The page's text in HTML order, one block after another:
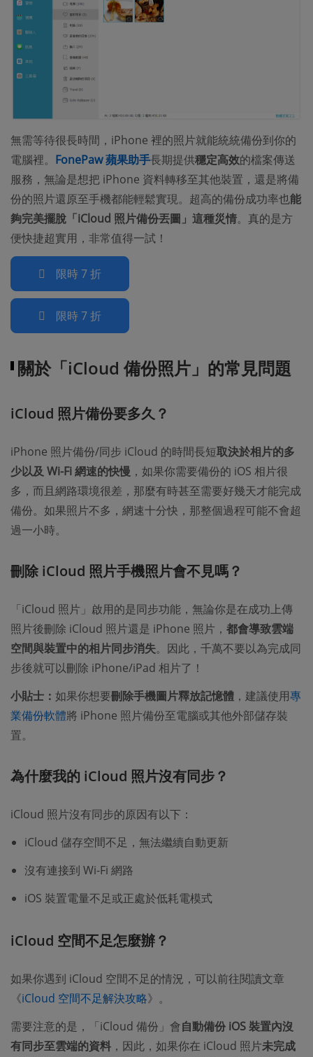
無需等待很長時間，iPhone 裡的照片就能統統備份到你的
電腦裡。 FonePaw 蘋果助手長期提供穩定高效的檔案傳送
服務，無論是想把 iPhone 資料轉移至其他裝置，還是將備
份的照片還原至手機都能輕鬆實現。超高的備份成功率也能
夠完美擺脫「iCloud 照片備份丟圖」這種災情。真的是方
便快捷超實用，非常值得一試！
限時 7 折
限時 7 折
關於「iCloud 備份照片」的常見問題
iCloud 照片備份要多久？
iPhone 照片備份/同步 iCloud 的時間長短取決於相片的多
少以及 Wi-Fi 網速的快慢 ，如果你需要備份的 iOS 相片很
多，而且網路環境很差，那麼有時甚至需要好幾天才能完成
備份。如果照片不多，網速十分快，那整個過程可能不會超
過一小時。
刪除 iCloud 照片手機照片會不見嗎？
「iCloud 照片」啟用的是同步功能，無論你是在成功上傳
照片後刪除 iCloud 照片還是 iPhone 照片， 都會導致雲端
空間與裝置中的相片同步消失。因此，千萬不要以為完成同
步後就可以刪除 iPhone/iPad 相片了！
小貼士： 如果你想要刪除手機圖片釋放記憶體 ，建議使用專
業備份軟體將 iPhone 照片備份至電腦或其他外部儲存裝
置。
為什麼我的 iCloud 照片沒有同步？
iCloud 照片沒有同步的原因有以下：
iCloud 儲存空間不足，無法繼續自動更新
沒有連接到 Wi-Fi 網路
iOS 裝置電量不足或正處於低耗電模式
iCloud 空間不足怎麼辦？
如果你遇到 iCloud 空間不足的情況，可以前往閱讀文章
《iCloud 空間不足解決攻略》。
需要注意的是，「iCloud 備份」會自動備份 iOS 裝置內沒
有同步至雲端的資料 ，因此，如果你在 iCloud 照片未完成